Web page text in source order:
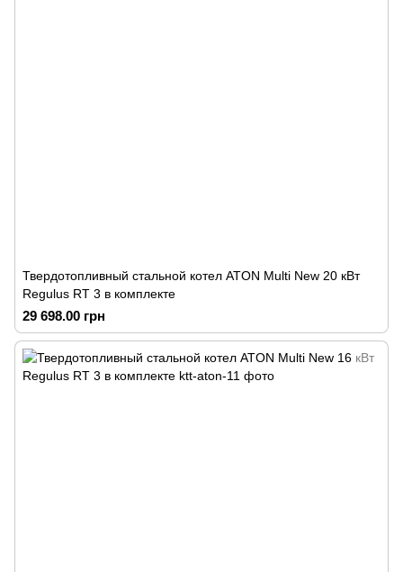
Твердотопливный стальной котел ATON Multi New 20 кВт
Regulus RT 3 в комплекте
29 698.00 грн